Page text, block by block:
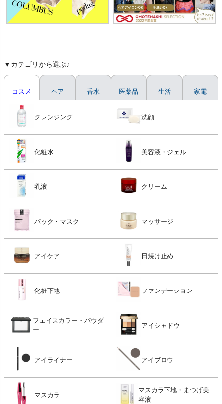
▼カテゴリから選ぶ♪
コスメ
クレンジング 洗顔
化粧水 美容液・ジェル
乳液 クリーム
パック・マスク マッサージ
アイケア 日焼け止め
化粧下地 ファンデーション
フェイスカラー・パウダ
ー
アイシャドウ
アイライナー アイブロウ
マスカラ
マスカラ下地・まつげ美
容液
ヘア 香水 医薬品 生活 家電